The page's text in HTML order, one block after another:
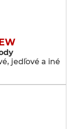
jedľové a iné